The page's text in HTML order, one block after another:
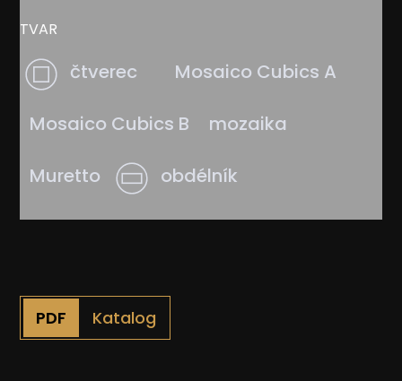
TVAR
čtverec Mosaico Cubics A
Mosaico Cubics B mozaika
Muretto obdélník
Katalog